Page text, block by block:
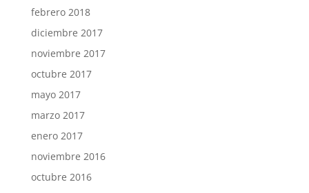
febrero 2018
diciembre 2017
noviembre 2017
octubre 2017
mayo 2017
marzo 2017
enero 2017
noviembre 2016
octubre 2016